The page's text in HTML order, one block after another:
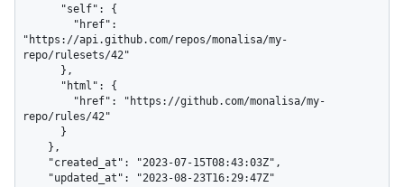
"https://api.github.com/repos/monalisa/my-
repo/rulesets/42"
repo/rules/42"